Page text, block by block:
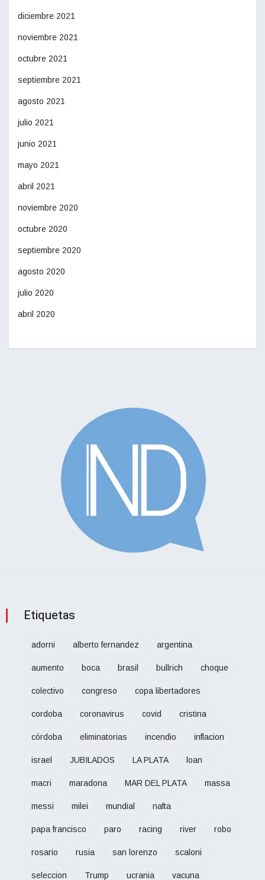
diciembre 2021
noviembre 2021
octubre 2021
septiembre 2021
agosto 2021
julio 2021
junio 2021
mayo 2021
abril 2021
noviembre 2020
octubre 2020
septiembre 2020
agosto 2020
julio 2020
abril 2020
Etiquetas
adorni alberto fernandez argentina
aumento boca brasil bullrich choque
colectivo congreso copa libertadores
cordoba coronavirus covid cristina
córdoba eliminatorias incendio inflacion
israel JUBILADOS LA PLATA loan
macri maradona MAR DEL PLATA massa
messi milei mundial nafta
papa francisco paro racing river robo
rosario rusia san lorenzo scaloni
seleccion Trump ucrania vacuna